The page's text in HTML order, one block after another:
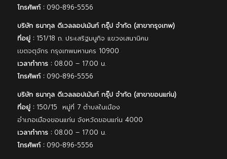
โทรศัพท์ :090-896-5556
บริษัท ธนากุล ดีเวลลอปเม้นท์ กรุ๊ป จํากัด (สาขากรุงเทพ)
ที่อยู่ :151/18 ถ. ประเสริฐมนูกิจ แขวงเสนานิคม
เขตจตุจักร กรุงเทพมหานคร 10900
เวลาทำการ :08.00 – 17.00 น.
โทรศัพท์ :090-896-5556
บริษัท ธนากุล ดีเวลลอปเม้นท์ กรุ๊ป จํากัด (สาขาขอนแก่น)
ที่อยู่ :150/15 หมู่ที่ 7 ตำบลในเมือง
อำเภอเมืองขอนแก่น จังหวัดขอนแก่น 4000
เวลาทำการ :08.00 – 17.00 น.
โทรศัพท์ :090-896-5556